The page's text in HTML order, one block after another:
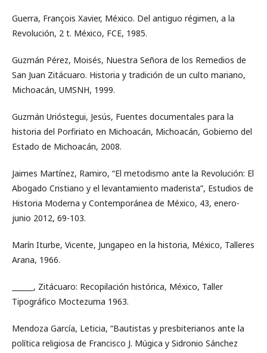
Guerra, François Xavier, México. Del antiguo régimen, a la
Revolución, 2 t. México, FCE, 1985.
Guzmán Pérez, Moisés, Nuestra Señora de los Remedios de
San Juan Zitácuaro. Historia y tradición de un culto mariano,
Michoacán, UMSNH, 1999.
Guzmán Urióstegui, Jesús, Fuentes documentales para la
historia del Porfiriato en Michoacán, Michoacán, Gobierno del
Estado de Michoacán, 2008.
Jaimes Martínez, Ramiro, “El metodismo ante la Revolución: El
Abogado Cristiano y el levantamiento maderista”, Estudios de
Historia Moderna y Contemporánea de México, 43, enero-
junio 2012, 69-103.
Marín Iturbe, Vicente, Jungapeo en la historia, México, Talleres
Arana, 1966.
______, Zitácuaro: Recopilación histórica, México, Taller
Tipográfico Moctezuma 1963.
Mendoza García, Leticia, “Bautistas y presbiterianos ante la
política religiosa de Francisco J. Múgica y Sidronio Sánchez